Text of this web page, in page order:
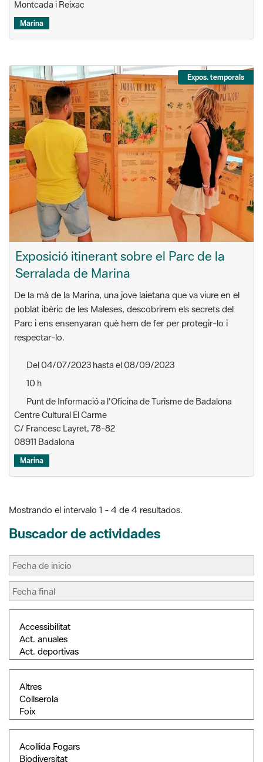
Exposició itinerant sobre el Parc de la
Serralada de Marina
De la mà de la Marina, una jove laietana que va viure en el
poblat ibèric de les Maleses, descobrirem els secrets del
Parc i ens ensenyaran què hem de fer per protegir-lo i
respectar-lo.
Del 04/07/2023 hasta el 08/09/2023
10 h
Punt de Informació a l'Oficina de Turisme de Badalona
C/ Francesc Layret, 78-82
08911 Badalona
Marina
Mostrando el intervalo 1 - 4 de 4 resultados.
Buscador de actividades